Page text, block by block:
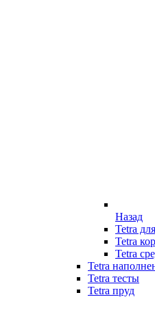
Назад
Tetra
Tetra
Tetra
Tetra
Tetra тесты
Tetra пруд